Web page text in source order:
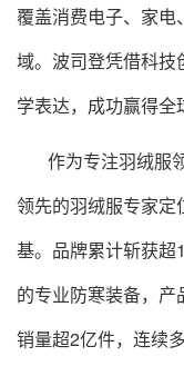
覆盖消费电子、家
域。波司登凭借科
学表达，成功赢得全
作为专注羽绒服
领先的羽绒服专家定
基。品牌累计斩获
的专业防寒装备，
销量超2亿件，连续